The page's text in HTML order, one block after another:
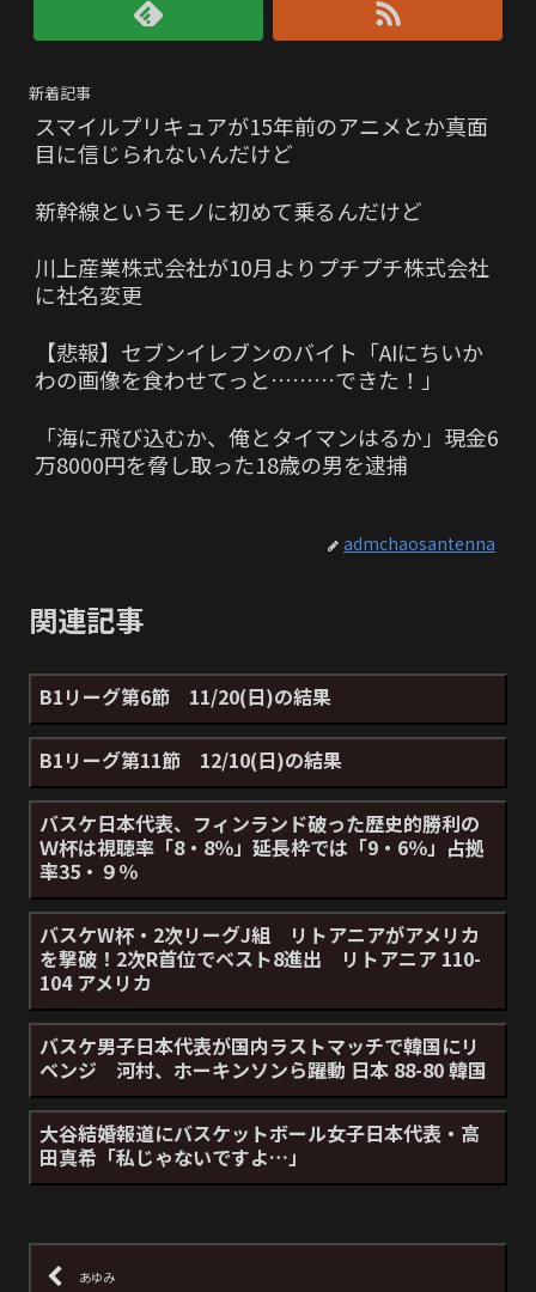
新着記事
スマイルプリキュアが15年前のアニメとか真面
目に信じられないんだけど
新幹線というモノに初めて乗るんだけど
川上産業株式会社が10月よりプチプチ株式会社
に社名変更
【悲報】セブンイレブンのバイト「AIにちいか
わの画像を食わせてっと………できた！」
「海に飛び込むか、俺とタイマンはるか」現金6
万8000円を脅し取った18歳の男を逮捕
admchaosantenna
関連記事
B1リーグ第6節 11/20(日)の結果
B1リーグ第11節 12/10(日)の結果
バスケ日本代表、フィンランド破った歴史的勝利の
Ｗ杯は視聴率「8・8％」延長枠では「9・6％」占拠
率35・９％
バスケW杯・2次リーグJ組 リトアニアがアメリカ
を撃破！2次R首位でベスト8進出 リトアニア 110-
104 アメリカ
バスケ男子日本代表が国内ラストマッチで韓国にリ
ベンジ 河村、ホーキンソンら躍動 日本 88-80 韓国
大谷結婚報道にバスケットボール女子日本代表・高
田真希「私じゃないですよ…」
あゆみ